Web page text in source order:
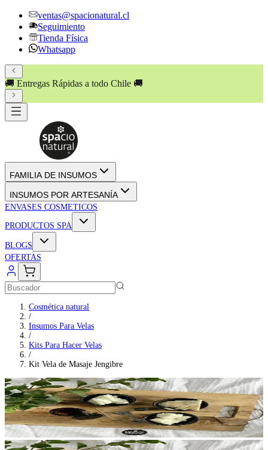
ventas@spacionatural.cl
Seguimiento
Tienda Física
Whatsapp
🚚 Entregas Rápidas a todo Chile 🚚
FAMILIA DE INSUMOS
INSUMOS POR ARTESANÍA
ENVASES COSMETICOS
PRODUCTOS SPA
BLOGS
OFERTAS
Cosmética natural
/
Insumos Para Velas
/
Kits Para Hacer Velas
/
Kit Vela de Masaje Jengibre